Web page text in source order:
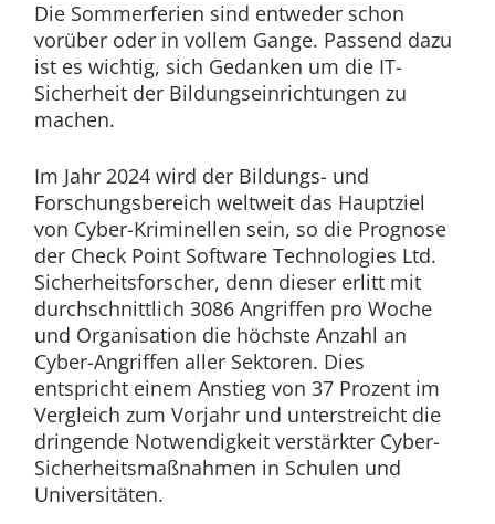
Die Sommerferien sind entweder schon
vorüber oder in vollem Gange. Passend dazu
ist es wichtig, sich Gedanken um die IT-
Sicherheit der Bildungseinrichtungen zu
machen.
Im Jahr 2024 wird der Bildungs- und
Forschungsbereich weltweit das Hauptziel
von Cyber-Kriminellen sein, so die Prognose
der Check Point Software Technologies Ltd.
Sicherheitsforscher, denn dieser erlitt mit
durchschnittlich 3086 Angriffen pro Woche
und Organisation die höchste Anzahl an
Cyber-Angriffen aller Sektoren. Dies
entspricht einem Anstieg von 37 Prozent im
Vergleich zum Vorjahr und unterstreicht die
dringende Notwendigkeit verstärkter Cyber-
Sicherheitsmaßnahmen in Schulen und
Universitäten.